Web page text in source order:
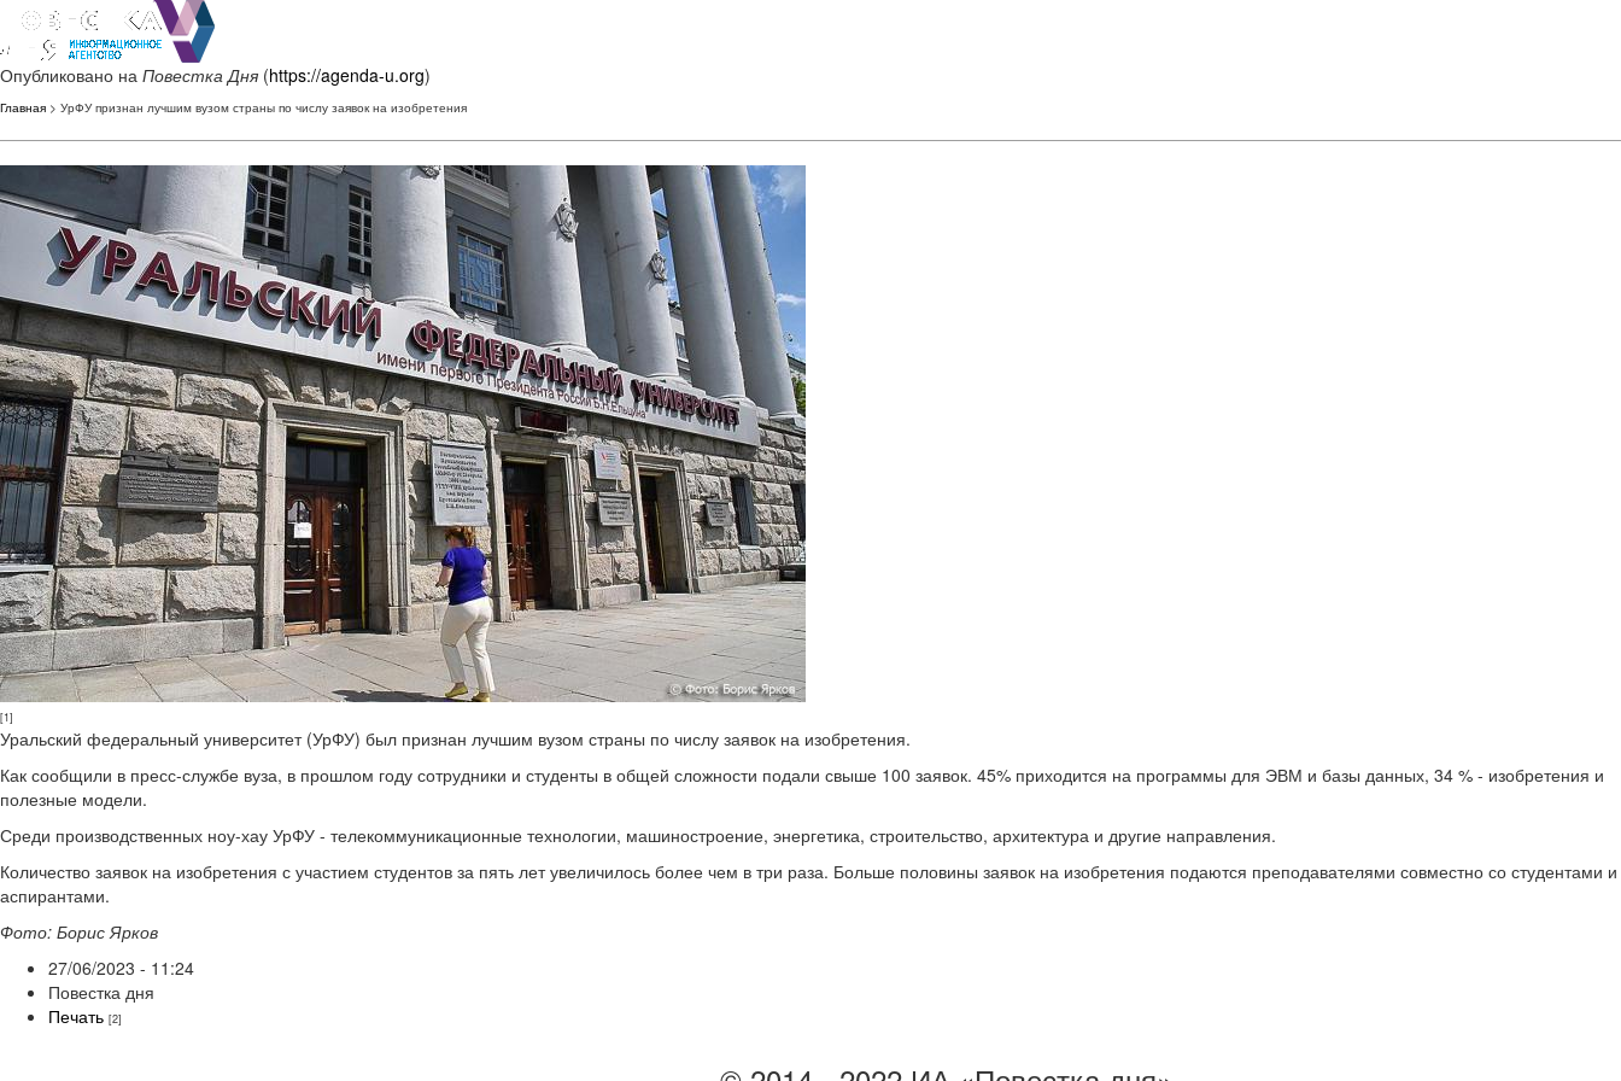
Опубликовано на Повестка Дня (https://agenda-u.org)
Главная > УрФУ признан лучшим вузом страны по числу заявок на изобретения
[1]
Уральский федеральный университет (УрФУ) был признан лучшим вузом страны по числу заявок на изобретения.
Как сообщили в пресс-службе вуза, в прошлом году сотрудники и студенты в общей сложности подали свыше 100 заявок. 45% приходится на программы для ЭВМ и базы данных, 34 % - изобретения и
полезные модели.
Среди производственных ноу-хау УрФУ - телекоммуникационные технологии, машиностроение, энергетика, строительство, архитектура и другие направления.
Количество заявок на изобретения с участием студентов за пять лет увеличилось более чем в три раза. Больше половины заявок на изобретения подаются преподавателями совместно со студентами и
аспирантами.
Фото: Борис Ярков
27/06/2023 - 11:24
Повестка дня
Печать [2]